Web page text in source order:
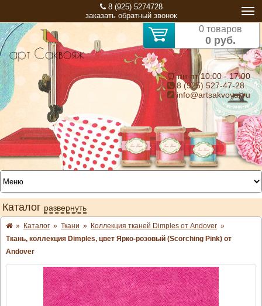
8 (925) 5274728
заказать обратный звонок
0 товаров
0 руб.
⏰ пн-пт 10:00 - 17:00
8 (925) 527-47-28
info@artsakvoyaj.ru
Каталог развернуть
» Каталог » Ткани » Коллекция тканей Dimples от Andover »
Ткань, коллекция Dimples, цвет Ярко-розовый (Scorching Pink) от
Andover